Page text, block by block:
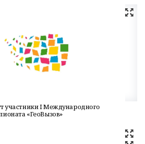
участники I Международного
«ГеоВызов»